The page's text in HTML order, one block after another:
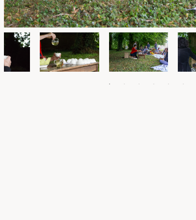
Pour accueillir une étape de création
Pour accueillir une session du laboratoire
Pour accueillir une transmission
Pour être tenu informé
Contacts